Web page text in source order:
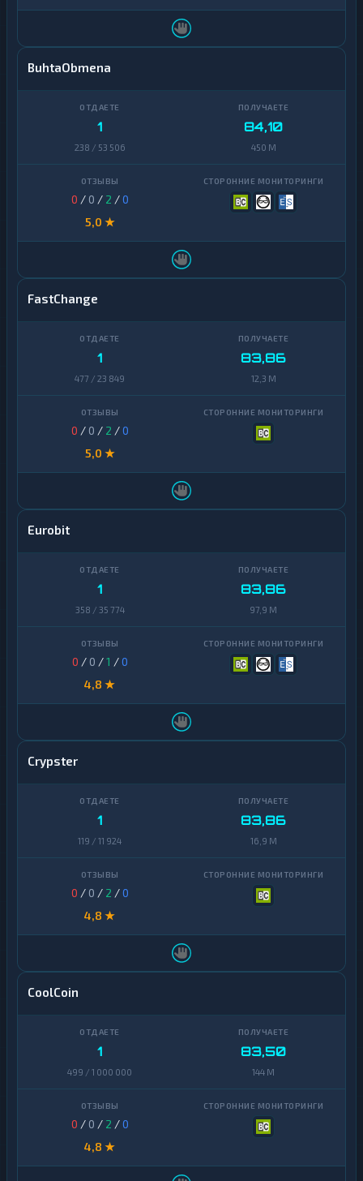
BuhtaObmena
1
238 / 53 506
84,10
450 M
0 / 0 / 2 /0
5,0 ★
FastChange
1
477 / 23 849
83,86
12,3 M
0 / 0 / 2 /0
5,0 ★
Eurobit
1
358 / 35 774
83,86
97,9 M
0 / 0 /1 /0
4,8 ★
Crypster
1
119 / 11 924
83,86
16,9 M
0 / 0 / 2 /0
4,8 ★
CoolCoin
1
499 / 1 000 000
83,50
144 M
0 / 0 / 2 /0
4,8 ★